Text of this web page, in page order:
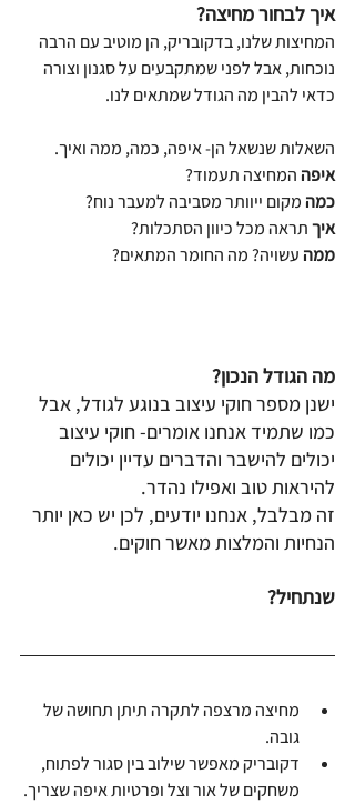
איך לבחור מחיצה?
המחיצות שלנו, בדקובריק, הן מוטיב עם הרבה
נוכחות, אבל לפני שמתקבעים על סגנון וצורה
כדאי להבין מה הגודל שמתאים לנו.
השאלות שנשאל הן- איפה, כמה, ממה ואיך.
איפה המחיצה תעמוד?
כמה מקום ייוותר מסביבה למעבר נוח?
איך תראה מכל כיוון הסתכלות?
ממה עשויה? מה החומר המתאים?
מה הגודל הנכון?
ישנן מספר חוקי עיצוב בנוגע לגודל, אבל
כמו שתמיד אנחנו אומרים- חוקי עיצוב
יכולים להישבר והדברים עדיין יכולים
להיראות טוב ואפילו נהדר.
זה מבלבל, אנחנו יודעים, לכן יש כאן יותר
הנחיות והמלצות מאשר חוקים.
שנתחיל?
מחיצה מרצפה לתקרה תיתן תחושה של
גובה.
דקובריק מאפשר שילוב בין סגור לפתוח,
משחקים של אור וצל ופרטיות איפה שצריך.